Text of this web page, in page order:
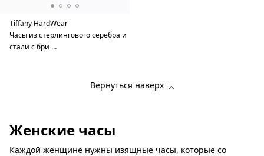
Tiffany HardWear
Часы из стерлингового серебра и
стали с бри …
Вернуться наверх
Женские часы
Каждой женщине нужны изящные часы, которые со